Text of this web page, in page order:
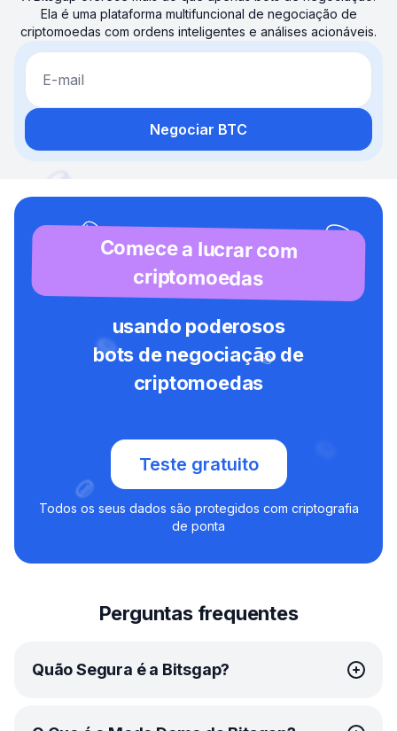
Ela é uma plataforma multifuncional de negociação de
criptomoedas com ordens inteligentes e análises acionáveis.
E-mail
Negociar BTC
Comece a lucrar com
criptomoedas
usando poderosos
bots de negociação de
criptomoedas
Teste gratuito
Todos os seus dados são protegidos com criptografia
de ponta
Perguntas frequentes
Quão Segura é a Bitsgap?
Na Bitsgap, sua segurança é a nossa prioridade. Nós